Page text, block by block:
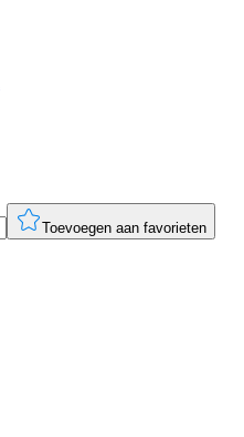
Toevoegen aan favorieten